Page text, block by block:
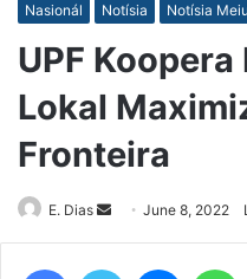
Nasionál Notísia Notísia
UPF
Lokal
Fronteira
E. Dias
Send
an
June 8, 2022